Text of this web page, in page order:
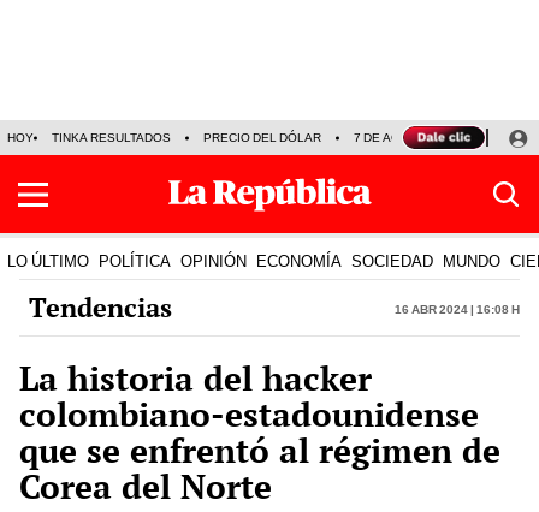
HOY TINKA RESULTADOS PRECIO DEL DÓLAR 7 DE AGOSTO OLLANTA
LO ÚLTIMO POLÍTICA OPINIÓN ECONOMÍA SOCIEDAD MUNDO
Tendencias 16 Abr 2024 | 16:08 h
La historia del hacker
colombiano-estadounidense
que se enfrentó al régimen de
Corea del Norte